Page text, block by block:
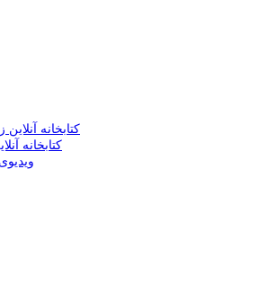
کتابخانه
کتابخانه